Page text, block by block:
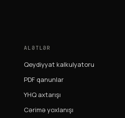
ALƏTLƏR
Qeydiyyat kalkulyatoru
PDF qanunlar
YHQ axtarışı
Cərimə yoxlanışı